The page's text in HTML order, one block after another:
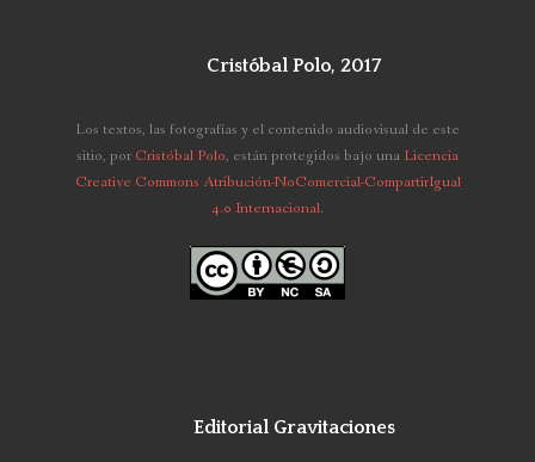
Cristóbal Polo, 2017
Los textos, las fotografías y el contenido audiovisual de este
sitio, por Cristóbal Polo, están protegidos bajo una Licencia
Creative Commons Atribución-NoComercial-CompartirIgual
4.0 Internacional.
Editorial Gravitaciones